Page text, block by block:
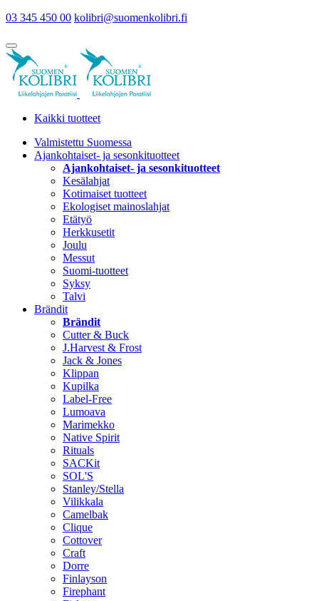
03 345 450 00 kolibri@suomenkolibri.fi
Kaikki tuotteet
Valmistettu Suomessa
Ajankohtaiset- ja sesonkituotteet
Ajankohtaiset- ja sesonkituotteet
Kesälahjat
Kotimaiset tuotteet
Ekologiset mainoslahjat
Etätyö
Herkkusetit
Joulu
Messut
Suomi-tuotteet
Syksy
Talvi
Brändit
Brändit
Cutter & Buck
J.Harvest & Frost
Jack & Jones
Klippan
Kupilka
Label-Free
Lumoava
Marimekko
Native Spirit
Rituals
SACKit
SOL'S
Stanley/Stella
Vilikkala
Camelbak
Clique
Cottover
Craft
Dorre
Finlayson
Firephant